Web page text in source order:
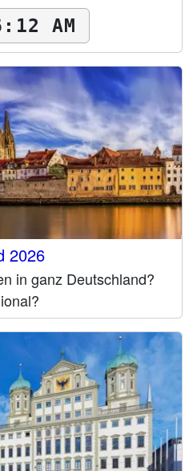
AM
2026
in ganz Deutschland?